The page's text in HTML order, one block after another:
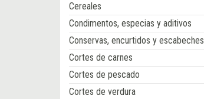
Cereales
Condimentos, especias y aditivos
Conservas, encurtidos y escabeches
Cortes de carnes
Cortes de pescado
Cortes de verdura